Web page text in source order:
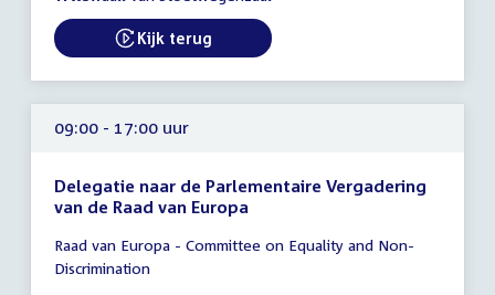
uur
External link:
Kijk terug
09:00 - 17:00 uur
Delegatie naar de Parlementaire Vergadering
van de Raad van Europa
vergadering
09:00
Raad van Europa - Committee on Equality and Non-
Discrimination